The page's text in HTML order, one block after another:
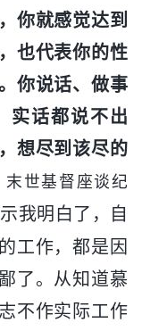
你就感觉达到
也代表你的性
你说话、做事
实话都说不出
想尽到该尽的
世基督座谈纪
我明白了，自
工作，都是因
了。从知道慕
不作实际工作